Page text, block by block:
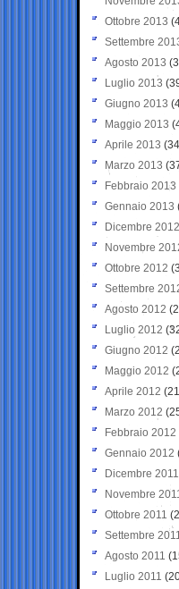
Ottobre 2013
Settembre
Agosto 2013
Luglio 2013
Giugno 2013
Maggio 2013
Aprile 2013
Marzo 2013
Febbraio 2013
Gennaio 2013
Dicembre 2012
Novembre
Ottobre 2012
Settembre
Agosto 2012
Luglio 2012
Giugno 2012
Maggio 2012
Aprile 2012
Marzo 2012
Febbraio 2012
Gennaio 2012
Dicembre 2011
Novembre
Ottobre 2011
Settembre
Agosto 2011
Luglio 2011